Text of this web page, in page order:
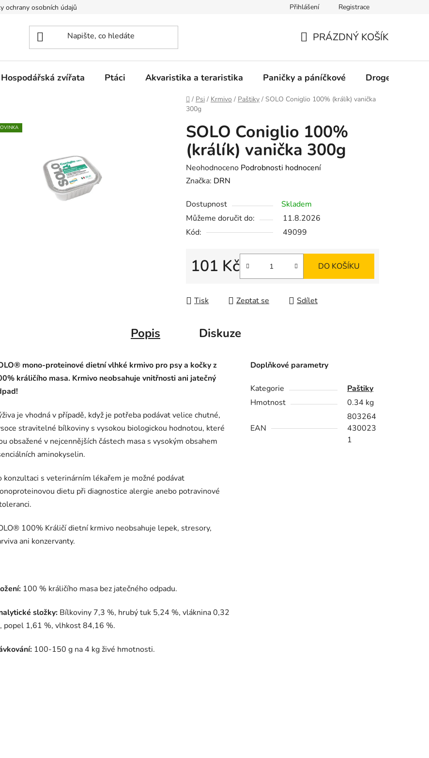
ochrany osobních údajů Přihlášení Registrace
KOŠÍK
PRÁZDNÝ KOŠÍK
Hospodářská zvířata Ptáci Akvaristika a teraristika Paničky a páníčkové Drogerie
Domů
/ Psi / Krmivo / Paštiky / SOLO Coniglio 100% (králík) vanička
300g
SOLO Coniglio 100%
(králík) vanička 300g
Průměrné
hodnocení
je
0,0
z
hvězdiček.
Neohodnoceno Podrobnosti hodnocení
Značka: DRN
Dostupnost
Skladem
Můžeme doručit do:
11.8.2026
Kód:
49099
101 Kč DO KOŠÍKU
Tisk Zeptat se Sdílet
Popis Diskuze
mono-proteinové dietní vlhké krmivo pro psy a kočky z
králičího masa. Krmivo neobsahuje vnitřnosti ani jatečný
je vhodná v případě, když je potřeba podávat velice chutné,
stravitelné bílkoviny s vysokou biologickou hodnotou, které
obsažené v nejcennějších částech masa s vysokým obsahem
aminokyselin.
konzultaci s veterinárním lékařem je možné podávat
dietu při diagnostice alergie anebo potravinové
100% Králičí dietní krmivo neobsahuje lepek, stresory,
ani konzervanty.
100 % králičího masa bez jatečného odpadu.
složky: Bílkoviny 7,3 %, hrubý tuk 5,24 %, vláknina 0,32
popel 1,61 %, vlhkost 84,16 %.
100-150 g na 4 kg živé hmotnosti.
Doplňkové parametry
Kategorie
Paštiky
Hmotnost
0.34 kg
EAN
803264
430023
1